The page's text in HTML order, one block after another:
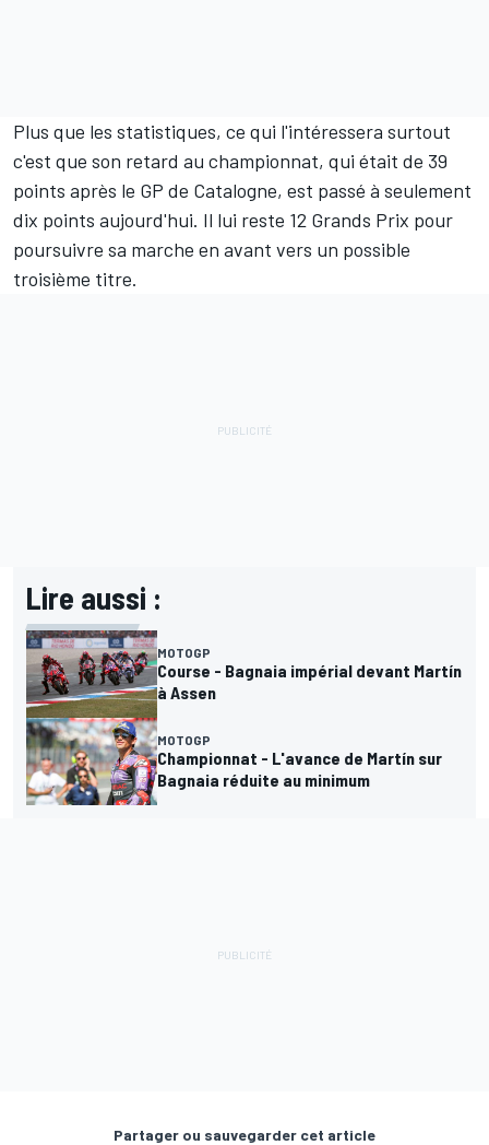
Plus que les statistiques, ce qui l'intéressera surtout
c'est que son retard au championnat, qui était de 39
points après le GP de Catalogne, est passé à seulement
dix points aujourd'hui. Il lui reste 12 Grands Prix pour
poursuivre sa marche en avant vers un possible
troisième titre.
Lire aussi :
MOTOGP
Course - Bagnaia impérial devant Martín
à Assen
MOTOGP
Championnat - L'avance de Martín sur
Bagnaia réduite au minimum
Partager ou sauvegarder cet article